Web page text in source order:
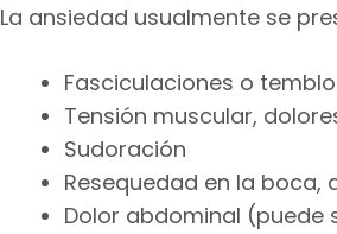
La ansiedad usualmente se
Fasciculaciones o
Tensión muscular,
Sudoración
Resequedad en la
Dolor abdominal (puede